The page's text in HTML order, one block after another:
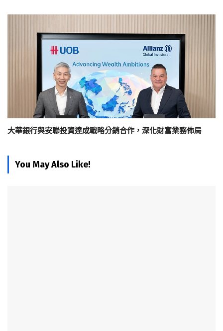
大華銀行與安聯投資達成戰略分銷合作，深化財富業務佈局
You May Also Like!